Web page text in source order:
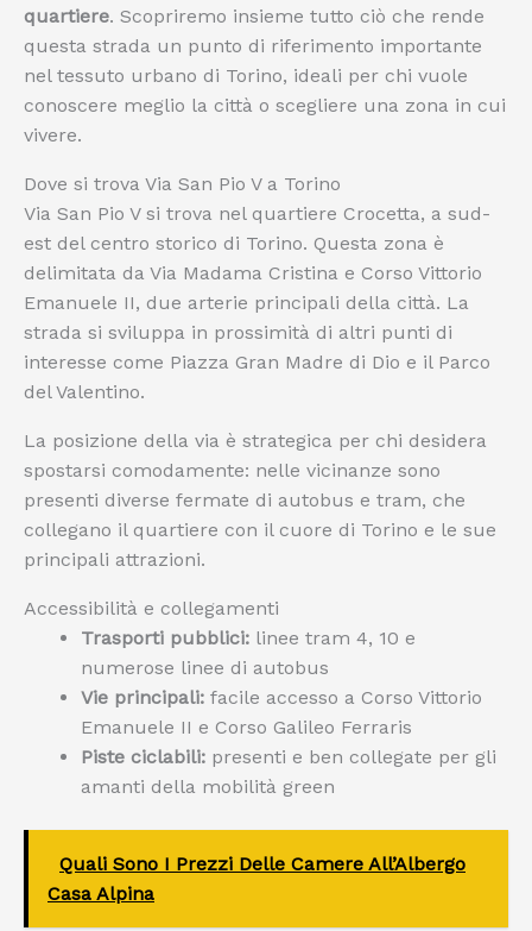
quartiere. Scopriremo insieme tutto ciò che rende
questa strada un punto di riferimento importante
nel tessuto urbano di Torino, ideali per chi vuole
conoscere meglio la città o scegliere una zona in cui
vivere.
Dove si trova Via San Pio V a Torino
Via San Pio V si trova nel quartiere Crocetta, a sud-
est del centro storico di Torino. Questa zona è
delimitata da Via Madama Cristina e Corso Vittorio
Emanuele II, due arterie principali della città. La
strada si sviluppa in prossimità di altri punti di
interesse come Piazza Gran Madre di Dio e il Parco
del Valentino.
La posizione della via è strategica per chi desidera
spostarsi comodamente: nelle vicinanze sono
presenti diverse fermate di autobus e tram, che
collegano il quartiere con il cuore di Torino e le sue
principali attrazioni.
Accessibilità e collegamenti
Trasporti pubblici: linee tram 4, 10 e
numerose linee di autobus
Vie principali: facile accesso a Corso Vittorio
Emanuele II e Corso Galileo Ferraris
Piste ciclabili: presenti e ben collegate per gli
amanti della mobilità green
Quali Sono I Prezzi Delle Camere All’Albergo
Casa Alpina